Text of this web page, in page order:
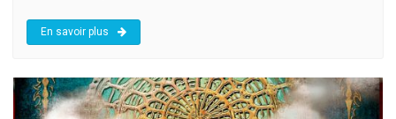
En savoir plus